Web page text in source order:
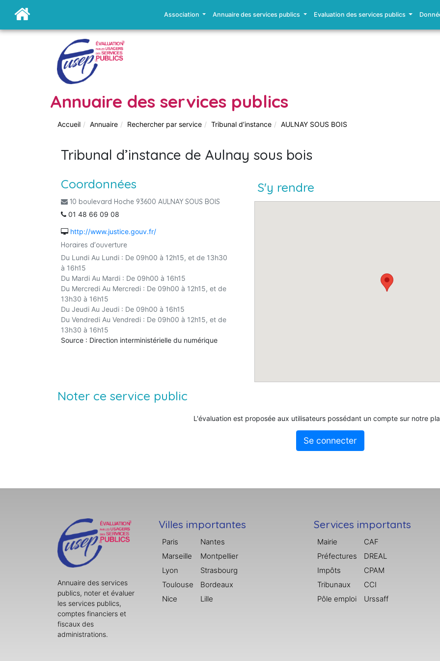
Association Annuaire des services publics Evaluation des services publics
Annuaire des services publics
Accueil Annuaire Rechercher par service Tribunal d’instance AULNAY SOUS BOIS
Tribunal d’instance de Aulnay sous bois
Coordonnées
10 boulevard Hoche 93600 AULNAY SOUS BOIS
01 48 66 09 08
http://www.justice.gouv.fr/
Horaires d'ouverture
Du Lundi Au Lundi : De 09h00 à 12h15, et de 13h30
à 16h15
Du Mardi Au Mardi : De 09h00 à 16h15
Du Mercredi Au Mercredi : De 09h00 à 12h15, et de
13h30 à 16h15
Du Jeudi Au Jeudi : De 09h00 à 16h15
Du Vendredi Au Vendredi : De 09h00 à 12h15, et de
13h30 à 16h15
Source : Direction interministérielle du numérique
S'y rendre
Noter ce service public
L'évaluation est proposée aux utilisateurs possédant un compte sur notre
Se connecter
Annuaire des services
publics, noter et évaluer
les services publics,
comptes financiers et
fiscaux des
administrations.
Villes importantes
Paris
Marseille
Lyon
Toulouse
Nice
Nantes
Montpellier
Strasbourg
Bordeaux
Lille
Services importants
Mairie
Préfectures
Impôts
Tribunaux
Pôle emploi
CAF
DREAL
CPAM
CCI
Urssaff